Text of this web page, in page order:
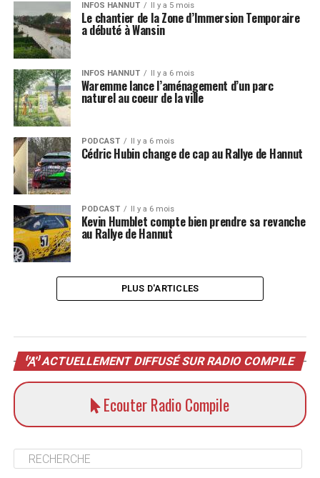
INFOS HANNUT Il y a 5 mois
Le chantier de la Zone d’Immersion Temporaire
a débuté à Wansin
INFOS HANNUT Il y a 6 mois
Waremme lance l’aménagement d’un parc
naturel au coeur de la ville
PODCAST Il y a 6 mois
Cédric Hubin change de cap au Rallye de Hannut
PODCAST Il y a 6 mois
Kevin Humblet compte bien prendre sa revanche
au Rallye de Hannut
PLUS D'ARTICLES
ACTUELLEMENT DIFFUSÉ SUR RADIO COMPILE
Ecouter Radio Compile